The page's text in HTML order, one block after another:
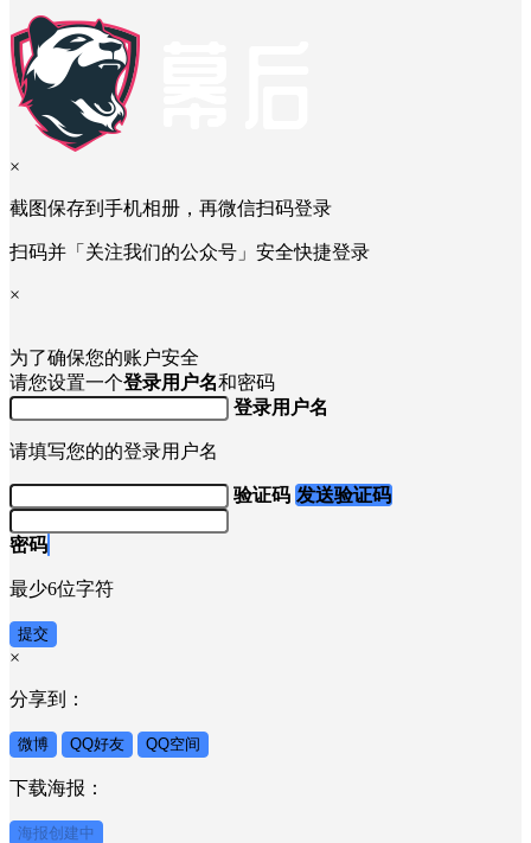
×
截图保存到手机相册，再微信扫码登录
扫码并「关注我们的公众号」安全快捷登录
×
为了确保您的账户安全
请您设置一个登录用户名和密码
登录用户名
请填写您的的登录用户名
验证码 发送验证码
密码
最少6位字符
提交
×
分享到：
微博 QQ好友 QQ空间
下载海报：
海报创建中